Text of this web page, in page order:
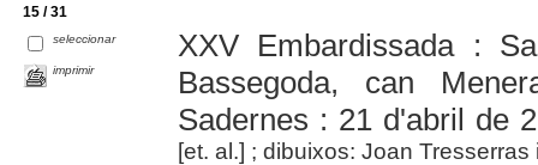
15 / 31
seleccionar
imprimir
XXV Embardissada :
Bassegoda, can
Sadernes : 21 d'abril de
[et. al.] ; dibuixos: Joan